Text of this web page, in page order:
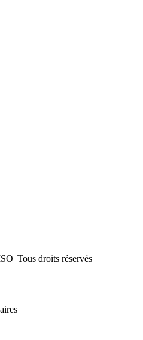
Tous droits réservés